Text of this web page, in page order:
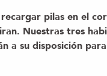
pilas en el
Nuestras tres
a su disposición